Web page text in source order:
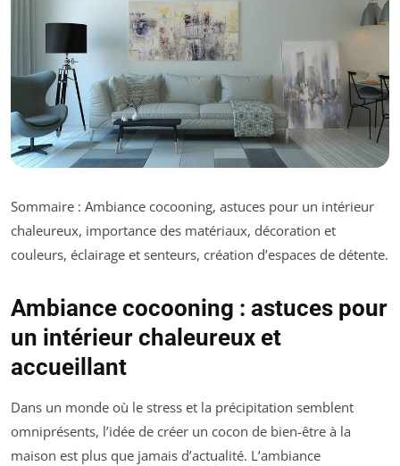
Sommaire : Ambiance cocooning, astuces pour un intérieur
chaleureux, importance des matériaux, décoration et
couleurs, éclairage et senteurs, création d’espaces de détente.
Ambiance cocooning : astuces pour
un intérieur chaleureux et
accueillant
Dans un monde où le stress et la précipitation semblent
omniprésents, l’idée de créer un cocon de bien-être à la
maison est plus que jamais d’actualité. L’ambiance